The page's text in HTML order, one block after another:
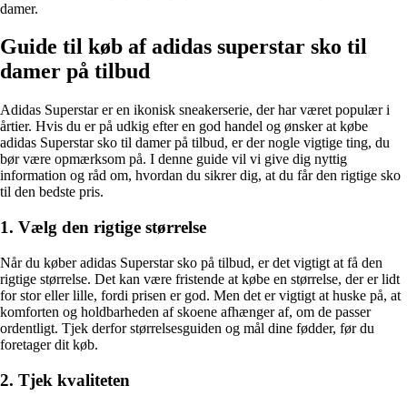
damer.
Guide til køb af adidas superstar sko til
damer på tilbud
Adidas Superstar er en ikonisk sneakerserie, der har været populær i
årtier. Hvis du er på udkig efter en god handel og ønsker at købe
adidas Superstar sko til damer på tilbud, er der nogle vigtige ting, du
bør være opmærksom på. I denne guide vil vi give dig nyttig
information og råd om, hvordan du sikrer dig, at du får den rigtige sko
til den bedste pris.
1. Vælg den rigtige størrelse
Når du køber adidas Superstar sko på tilbud, er det vigtigt at få den
rigtige størrelse. Det kan være fristende at købe en størrelse, der er lidt
for stor eller lille, fordi prisen er god. Men det er vigtigt at huske på, at
komforten og holdbarheden af skoene afhænger af, om de passer
ordentligt. Tjek derfor størrelsesguiden og mål dine fødder, før du
foretager dit køb.
2. Tjek kvaliteten